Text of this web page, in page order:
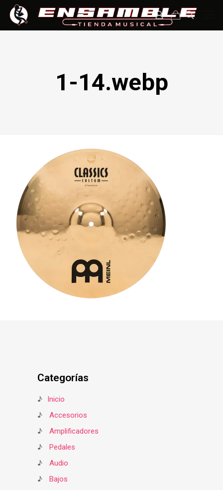
1-14.webp
Categorías
♪
Inicio
♪
Accesorios
♪
Amplificadores
♪
Pedales
♪
Audio
♪
Bajos